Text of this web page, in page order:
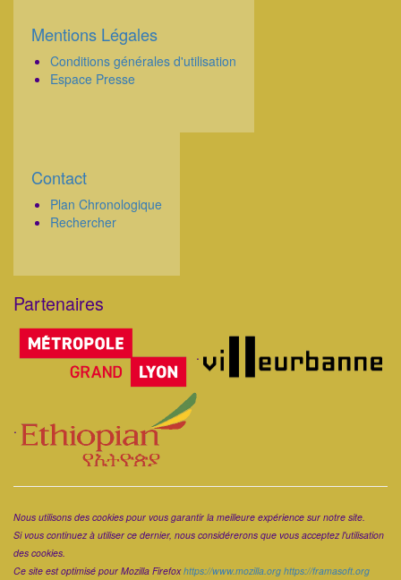
Corps
Mentions Légales
Conditions générales d'utilisation
Espace Presse
Corps
Contact
Plan Chronologique
Rechercher
Partenaires
Corps
.
.
Nous utilisons des cookies pour vous garantir la meilleure expérience sur notre site.
Si vous continuez à utiliser ce dernier, nous considérerons que vous acceptez l'utilisation
des cookies.
Ce site est optimisé pour Mozilla Firefoxhttps://www.mozilla.org https://framasoft.org